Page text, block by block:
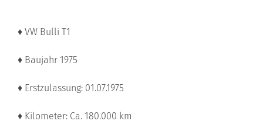
♦ VW Bulli T1
♦ Baujahr 1975
♦ Erstzulassung: 01.07.1975
♦ Kilometer: Ca. 180.000 km